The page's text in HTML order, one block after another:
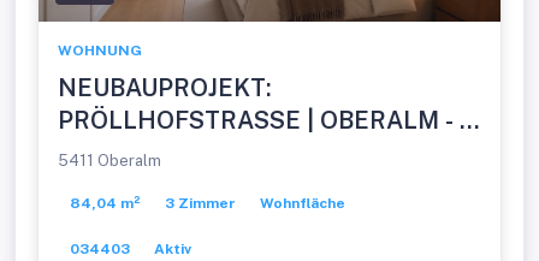
WOHNUNG
NEUBAUPROJEKT:
PRÖLLHOFSTRASSE | OBERALM - 3
Zimmer Balkonwohnung -
5411 Oberalm
84,04 m² 3 Zimmer Wohnfläche
034403 Aktiv